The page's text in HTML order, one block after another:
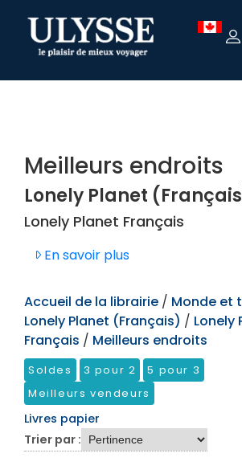
TEST
Meilleurs endroits
Lonely Planet
Lonely Planet Français
En savoir plus
Accueil de la librairie / Monde et
Lonely Planet (Français) / Lonely
Français / Meilleurs endroits
Soldes 3 pour 2
5 pour 3
Meilleurs vendeurs
Livres papier
Trier par :